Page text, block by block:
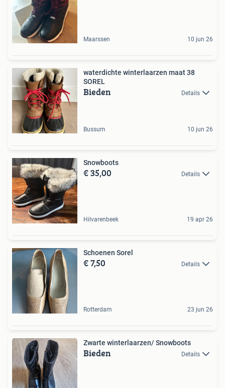
Maarssen 10 jun 26
waterdichte winterlaarzen maat 38
SOREL
Bieden Details
Bussum 10 jun 26
Snowboots
€ 35,00 Details
Hilvarenbeek 19 apr 26
Schoenen Sorel
€ 7,50 Details
Rotterdam 23 jun 26
Zwarte winterlaarzen/ Snowboots
Bieden Details